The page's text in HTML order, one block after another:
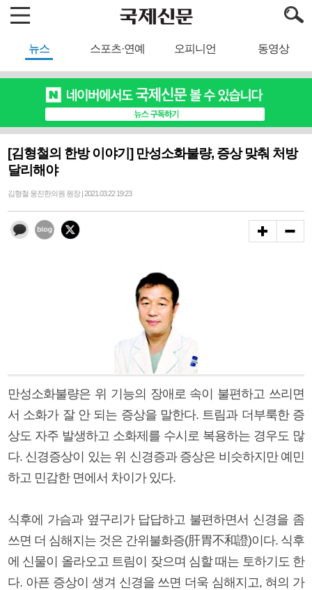
뉴스 스포츠·연예 오피니언 동영상
[김형철의 한방 이야기] 만성소화불량, 증상 맞춰 처방
달리해야
김형철 웅진한의원 원장 | 2021.03.22 19:23
만성소화불량은 위 기능의 장애로 속이 불편하고 쓰리면
서 소화가 잘 안 되는 증상을 말한다. 트림과 더부룩한 증
상도 자주 발생하고 소화제를 수시로 복용하는 경우도 많
다. 신경증상이 있는 위 신경증과 증상은 비슷하지만 예민
하고 민감한 면에서 차이가 있다.
식후에 가슴과 옆구리가 답답하고 불편하면서 신경을 좀
쓰면 더 심해지는 것은 간위불화증(肝胃不和證)이다. 식후
에 신물이 올라오고 트림이 잦으며 심할 때는 토하기도 한
다. 아픈 증상이 생겨 신경을 쓰면 더욱 심해지고, 혀의 가